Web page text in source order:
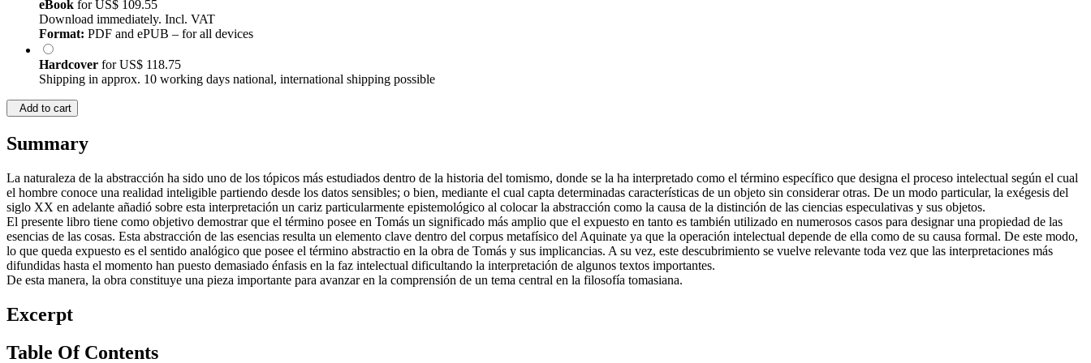
eBook forUS$ 109.55
Download immediately. Incl. VAT
Format: PDF and ePUB – for all devices
Hardcover forUS$ 118.75
Shipping in approx. 10 working days national, international shipping possible
Add to cart
Summary
La naturaleza de la abstracción ha sido uno de los tópicos más estudiados dentro de la historia del tomismo, donde se la ha interpretado como el término específico que designa el proceso intelectual según el cual
el hombre conoce una realidad inteligible partiendo desde los datos sensibles; o bien, mediante el cual capta determinadas características de un objeto sin considerar otras. De un modo particular, la exégesis del
siglo XX en adelante añadió sobre esta interpretación un cariz particularmente epistemológico al colocar la abstracción como la causa de la distinción de las ciencias especulativas y sus objetos.
El presente libro tiene como objetivo demostrar que el término posee en Tomás un significado más amplio que el expuesto en tanto es también utilizado en numerosos casos para designar una propiedad de las
esencias de las cosas. Esta abstracción de las esencias resulta un elemento clave dentro del corpus metafísico del Aquinate ya que la operación intelectual depende de ella como de su causa formal. De este modo,
lo que queda expuesto es el sentido analógico que posee el término abstractio en la obra de Tomás y sus implicancias. A su vez, este descubrimiento se vuelve relevante toda vez que las interpretaciones más
difundidas hasta el momento han puesto demasiado énfasis en la faz intelectual dificultando la interpretación de algunos textos importantes.
De esta manera, la obra constituye una pieza importante para avanzar en la comprensión de un tema central en la filosofía tomasiana.
Excerpt
Table Of Contents